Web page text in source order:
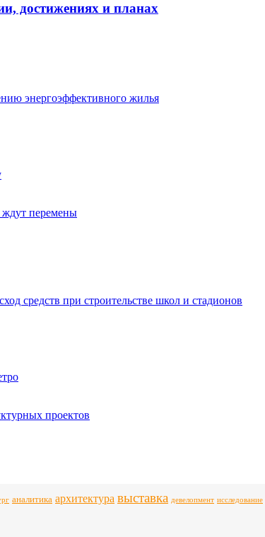
достижениях и планах
энергоэффективного жилья
ждут перемены
средств при строительстве школ и стадионов
проектов
аналитика архитектура выставка девелопмент исследование